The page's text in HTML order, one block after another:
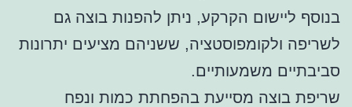
בנוסף ליישום הקרקע, ניתן להפנות בוצה גם
לשריפה ולקומפוסטציה, ששניהם מציעים יתרונות
סביבתיים משמעותיים.
שריפת בוצה מסייעת בהפחתת כמות ונפח